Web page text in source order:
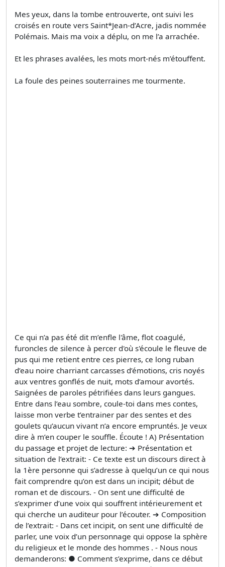
Mes yeux, dans la tombe entrouverte, ont suivi les
croisés en route vers Saint*Jean-d’Acre, jadis nommée
Polémais. Mais ma voix a déplu, on me l’a arrachée.
Et les phrases avalées, les mots mort-nés m’étouffent.
La foule des peines souterraines me tourmente.
Ce qui n’a pas été dit m’enfle l'âme, flot coagulé,
furoncles de silence à percer d'où s'écoule le fleuve de
pus qui me retient entre ces pierres, ce long ruban
d’eau noire charriant carcasses d’émotions, cris noyés
aux ventres gonflés de nuit, mots d’amour avortés.
Saignées de paroles pétrifiées dans leurs gangues.
Entre dans l’eau sombre, coule-toi dans mes contes,
laisse mon verbe t’entrainer par des sentes et des
goulets qu’aucun vivant n’a encore empruntés. Je veux
dire à m’en couper le souffle. Écoute ! A) Présentation
du passage et projet de lecture: ➔ Présentation et
situation de l’extrait: - Ce texte est un discours direct à
la 1ère personne qui s’adresse à quelqu’un ce qui nous
fait comprendre qu’on est dans un incipit; début de
roman et de discours. - On sent une difficulté de
s’exprimer d’une voix qui souffrent intérieurement et
qui cherche un auditeur pour l’écouter. ➔ Composition
de l’extrait: - Dans cet incipit, on sent une difficulté de
parler, une voix d’un personnage qui oppose la sphère
du religieux et le monde des hommes . - Nous nous
demanderons: ● Comment s’exprime, dans ce début